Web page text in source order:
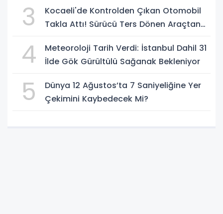
3
Kocaeli'de Kontrolden Çıkan Otomobil
Takla Attı! Sürücü Ters Dönen Araçtan
4
Meteoroloji Tarih Verdi: İstanbul Dahil 31
İlde Gök Gürültülü Sağanak Bekleniyor
5
Dünya 12 Ağustos’ta 7 Saniyeliğine Yer
Çekimini Kaybedecek Mi?